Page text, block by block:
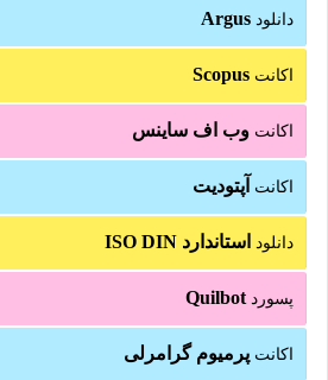
دانلود Argus
اکانت Scopus
اکانت وب اف ساینس
اکانت آپتودیت
دانلود استاندارد ISO DIN
پسوردQuilbot
اکانت پرمیوم گرامرلی